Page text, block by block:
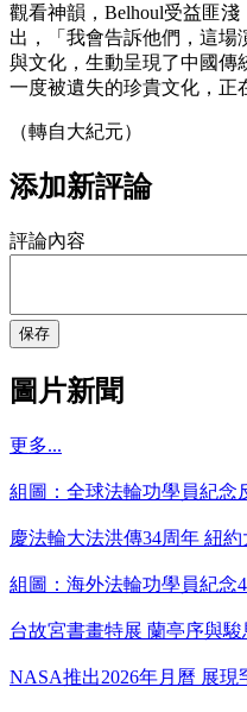
觀看神韻，Belhoul受益匪
出，「我會告訴他們，這場
與文化，生動呈現了中國傳
一度被遺失的珍貴文化，正
（轉自大紀元）
添加新評論
評論內容
保存
圖片新聞
更多...
組圖：全球法輪功學員紀念
慶法輪大法洪傳34周年 紐
組圖：海外法輪功學員紀念
台故宮書畫特展 蘭亭序與駿
NASA推出2026年月曆 展現